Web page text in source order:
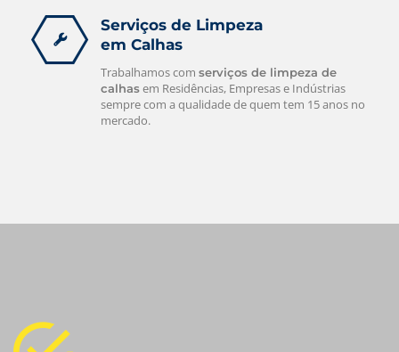
Serviços de Limpeza
em Calhas
Trabalhamos com serviços de limpeza de
calhasem Residências, Empresas e Indústrias
sempre com a qualidade de quem tem 15 anos no
mercado.